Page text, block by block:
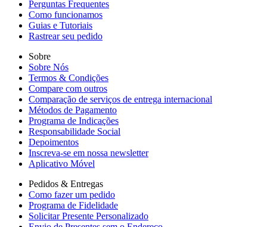
Perguntas Frequentes
Como funcionamos
Guias e Tutoriais
Rastrear seu pedido
Sobre
Sobre Nós
Termos & Condições
Compare com outros
Comparação de serviços de entrega internacional
Métodos de Pagamento
Programa de Indicações
Responsabilidade Social
Depoimentos
Inscreva-se em nossa newsletter
Aplicativo Móvel
Pedidos & Entregas
Como fazer um pedido
Programa de Fidelidade
Solicitar Presente Personalizado